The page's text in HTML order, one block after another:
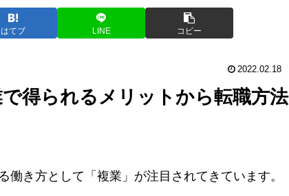
はてブ LINE コピー
2022.02.18
得られるメリットから転職方法
き方として「複業」が注目されてきています。